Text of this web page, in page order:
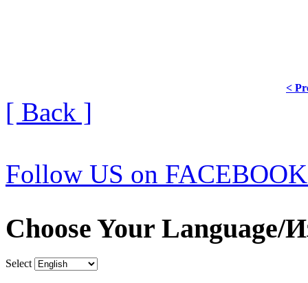
<
[ Back ]
Follow US on
Choose Your Language/
Select